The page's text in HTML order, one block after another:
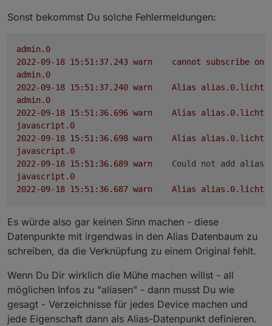
jetzt nehme ich node red (Dank Dir) und baue mir mir
die DP der Info Json Struktur nach 0.userdata.mqtt
ja dort zusammen haben.
Also erstelle ich einen Alias die auf 0.userdata.mqtt
Warum die DP nicht gleich im Alias Ordner anlegen??
Sonst bekommst Du solche Fehlermeldungen:
admin.0
warn cannot subscribe on
admin.0
warn Alias
admin.0
warn Alias
javascript.0
warn Alias
javascript.0
warn
Could not add alias
javascript.0
warn Alias
Es würde also gar keinen Sinn machen - diese
Datenpunkte mit irgendwas in den Alias Datenbaum zu
schreiben, da die Verknüpfung zu einem Original fehlt.
Wenn Du Dir wirklich die Mühe machen willst - all
möglichen Infos zu "aliasen" - dann musst Du wie
gesagt - Verzeichnisse für jedes Device machen und
jede Eigenschaft dann als Alias-Datenpunkt definieren.